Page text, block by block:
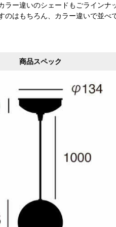
ー違いのシェードもごラインナ
のはもちろん、カラー違いで並べ
商品スペック